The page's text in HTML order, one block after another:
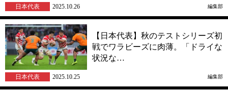
日本代表 2025.10.26 編集部
【日本代表】秋のテストシリーズ初
戦でワラビーズに肉薄。「ドライな
状況な…
日本代表 2025.10.25 編集部